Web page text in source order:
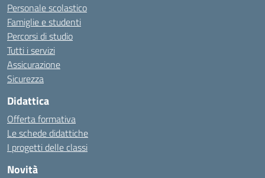
Personale scolastico
Famiglie e studenti
Percorsi di studio
Tutti i servizi
Assicurazione
Sicurezza
Didattica
Offerta formativa
Le schede didattiche
I progetti delle classi
Novità